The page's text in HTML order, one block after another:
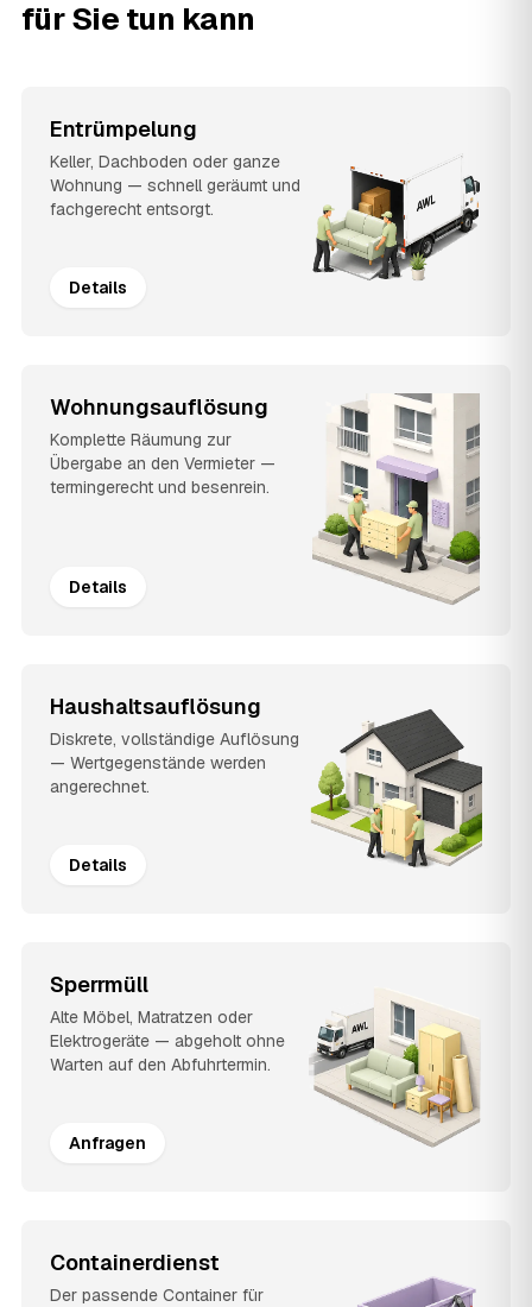
für Sie tun kann
Entrümpelung
Keller, Dachboden oder ganze
Wohnung — schnell geräumt und
fachgerecht entsorgt.
Details
Wohnungsauflösung
Komplette Räumung zur
Übergabe an den Vermieter —
termingerecht und besenrein.
Details
Haushaltsauflösung
Diskrete, vollständige Auflösung
— Wertgegenstände werden
angerechnet.
Details
Sperrmüll
Alte Möbel, Matratzen oder
Elektrogeräte — abgeholt ohne
Warten auf den Abfuhrtermin.
Anfragen
Containerdienst
Der passende Container für